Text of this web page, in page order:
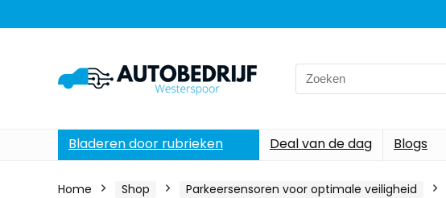
Search
for:
Bladeren door rubrieken Deal van de dag Blogs
Home Shop Parkeersensoren voor optimale veiligheid